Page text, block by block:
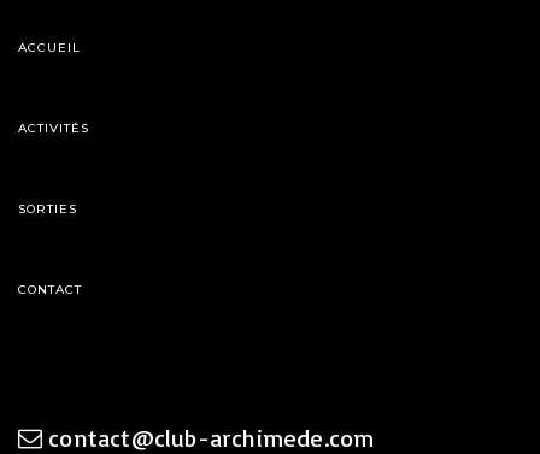
ACCUEIL
ACTIVITÉS
SORTIES
CONTACT
contact@club-archimede.com